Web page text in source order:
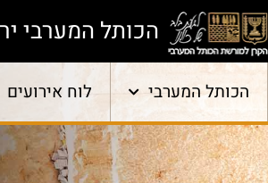
הכותל המערבי
הכותל המערבי לוח אירועים